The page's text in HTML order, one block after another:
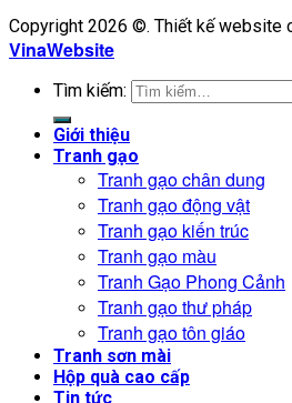
Copyright 2026 ©. Thiết kế website
VinaWebsite
Tìm kiếm:
Giới thiệu
Tranh gạo
Tranh gạo chân dung
Tranh gạo động vật
Tranh gạo kiến trúc
Tranh gạo màu
Tranh Gạo Phong Cảnh
Tranh gạo thư pháp
Tranh gạo tôn giáo
Tranh sơn mài
Hộp quà cao cấp
Tin tức